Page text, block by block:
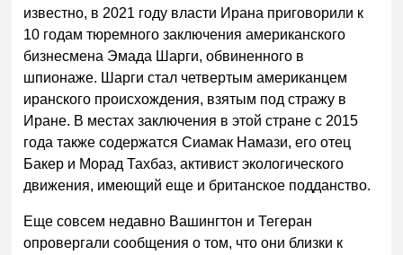
известно, в 2021 году власти Ирана приговорили к
10 годам тюремного заключения американского
бизнесмена Эмада Шарги, обвиненного в
шпионаже. Шарги стал четвертым американцем
иранского происхождения, взятым под стражу в
Иране. В местах заключения в этой стране с 2015
года также содержатся Сиамак Намази, его отец
Бакер и Морад Тахбаз, активист экологического
движения, имеющий еще и британское подданство.
Еще совсем недавно Вашингтон и Тегеран
опровергали сообщения о том, что они близки к